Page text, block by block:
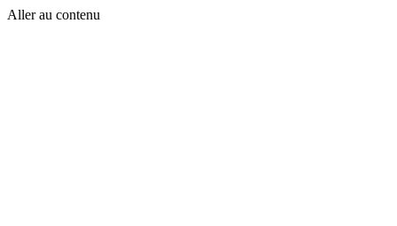
Aller au contenu